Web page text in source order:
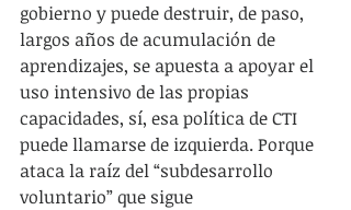
gobierno y puede destruir, de paso,
largos años de acumulación de
aprendizajes, se apuesta a apoyar el
uso intensivo de las propias
capacidades, sí, esa política de CTI
puede llamarse de izquierda. Porque
ataca la raíz del “subdesarrollo
voluntario” que sigue